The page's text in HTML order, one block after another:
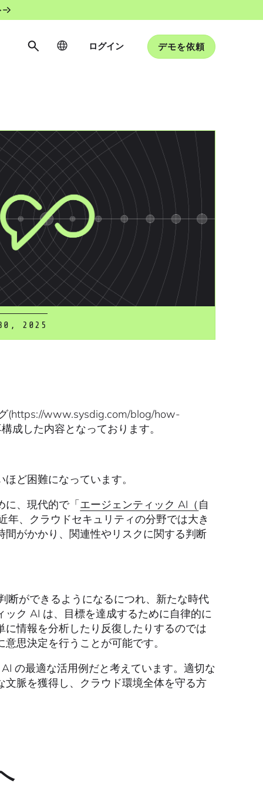
ログイン デモを依頼
30, 2025
(https://www.sysdig.com/blog/how-
した内容となっております。
ど困難になっています。
に、現代的で「エージェンティック AI（ 自
、クラウドセキュリティの分野では大き
がかかり、関連性やリスクに関する判断
断ができるようになるにつれ、新たな時代
ク AI は、目標を達成するために自律的に
情報を分析したり反復したりするのでは
思決定を行うことが可能です。
の最適な活用例だと考えています。適切な
脈を獲得し、クラウド環境全体を守る方